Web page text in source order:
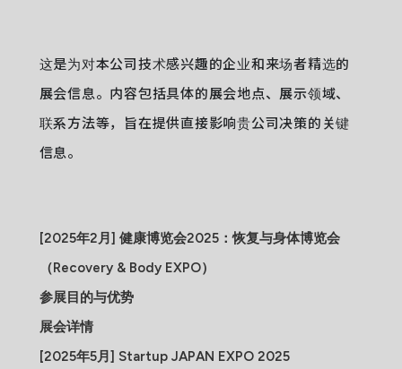
这是为对本公司技术感兴趣的企业和来场者精选的
展会信息。内容包括具体的展会地点、展示领域、
联系方法等，旨在提供直接影响贵公司决策的关键
信息。
[2025年2月] 健康博览会2025：恢复与身体博览会
（Recovery & Body EXPO）
参展目的与优势
展会详情
[2025年5月] Startup JAPAN EXPO 2025